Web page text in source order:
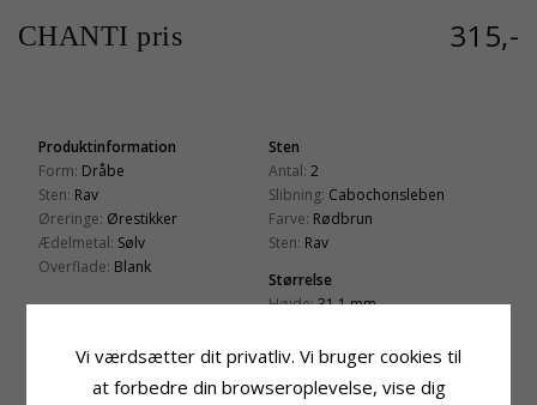
CHANTI pris 315,-
Produktinformation
Form: Dråbe
Sten: Rav
Øreringe: Ørestikker
Ædelmetal: Sølv
Overflade: Blank
Sten
Antal: 2
Slibning: Cabochonsleben
Farve: Rødbrun
Sten: Rav
Størrelse
Højde:31,1 mm
Leveringstid
Leveringstid:2-3 Hverdage
Vi værdsætter dit privatliv. Vi bruger cookies til
at forbedre din browseroplevelse, vise dig